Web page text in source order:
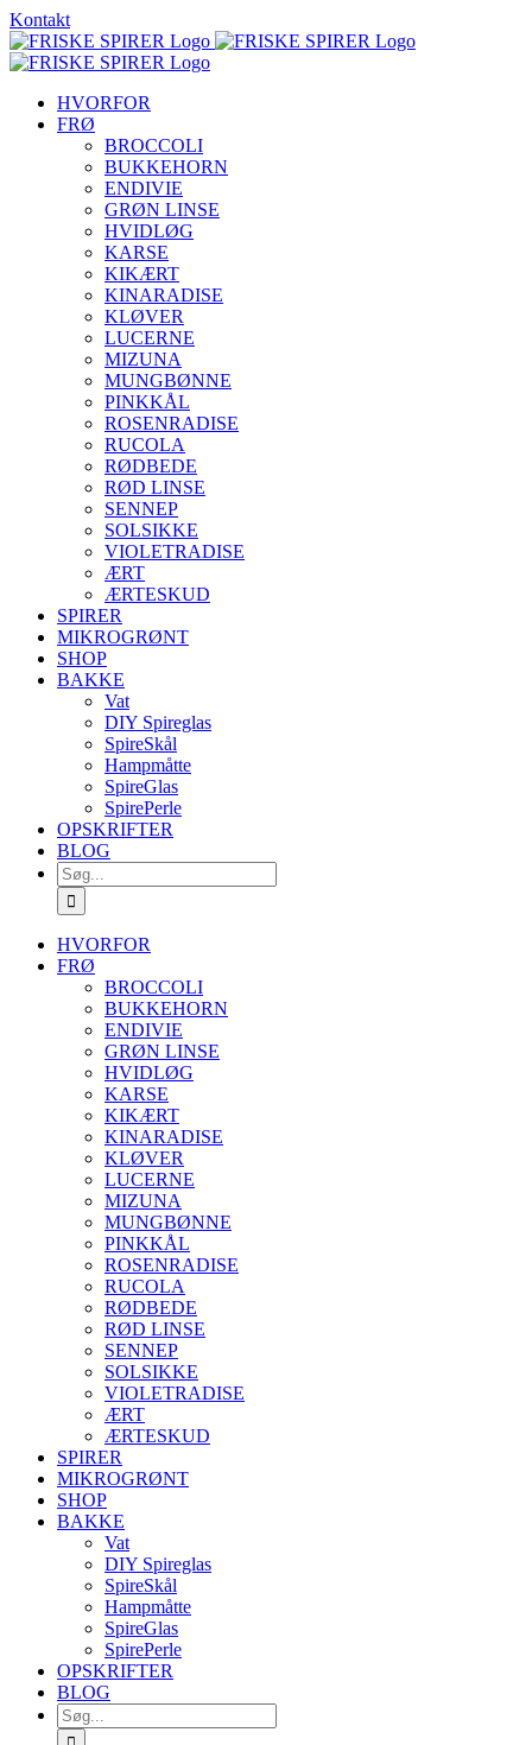
Skip
to
content
Kontakt
HVORFOR
FRØ
BROCCOLI
BUKKEHORN
ENDIVIE
GRØN LINSE
HVIDLØG
KARSE
KIKÆRT
KINARADISE
KLØVER
LUCERNE
MIZUNA
MUNGBØNNE
PINKKÅL
ROSENRADISE
RUCOLA
RØDBEDE
RØD LINSE
SENNEP
SOLSIKKE
VIOLETRADISE
ÆRT
ÆRTESKUD
SPIRER
MIKROGRØNT
SHOP
BAKKE
Vat
DIY Spireglas
SpireSkål
Hampmåtte
SpireGlas
SpirePerle
OPSKRIFTER
BLOG
Søg
efter:
HVORFOR
FRØ
BROCCOLI
BUKKEHORN
ENDIVIE
GRØN LINSE
HVIDLØG
KARSE
KIKÆRT
KINARADISE
KLØVER
LUCERNE
MIZUNA
MUNGBØNNE
PINKKÅL
ROSENRADISE
RUCOLA
RØDBEDE
RØD LINSE
SENNEP
SOLSIKKE
VIOLETRADISE
ÆRT
ÆRTESKUD
SPIRER
MIKROGRØNT
SHOP
BAKKE
Vat
DIY Spireglas
SpireSkål
Hampmåtte
SpireGlas
SpirePerle
OPSKRIFTER
BLOG
Søg
efter: